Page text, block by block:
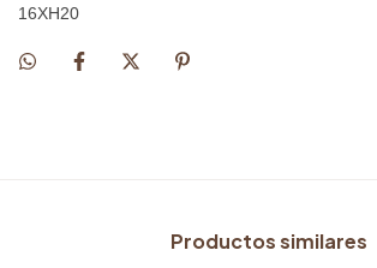
16XH20
Productos similares